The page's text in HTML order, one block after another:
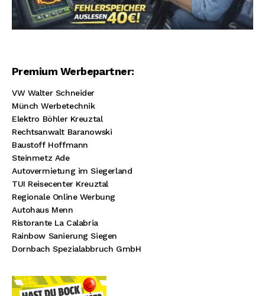
Premium Werbepartner:
VW Walter Schneider
Münch Werbetechnik
Elektro Böhler Kreuztal
Rechtsanwalt Baranowski
Baustoff Hoffmann
Steinmetz Ade
Autovermietung im Siegerland
TUI Reisecenter Kreuztal
Regionale Online Werbung
Autohaus Menn
Ristorante La Calabria
Rainbow Sanierung Siegen
Dornbach Spezialabbruch GmbH